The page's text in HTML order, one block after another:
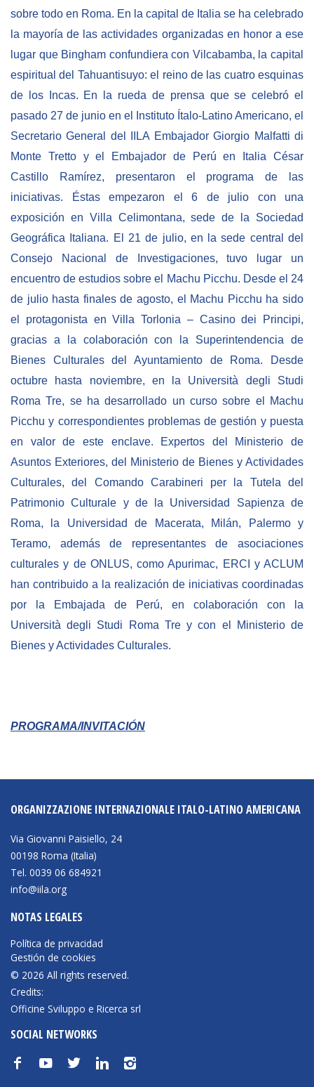
sobre todo en Roma. En la capital de Italia se ha celebrado
la mayoría de las actividades organizadas en honor a ese
lugar que Bingham confundiera con Vilcabamba, la capital
espiritual del Tahuantisuyo: el reino de las cuatro esquinas
de los Incas. En la rueda de prensa que se celebró el
pasado 27 de junio en el Instituto Ítalo-Latino Americano, el
Secretario General del IILA Embajador Giorgio Malfatti di
Monte Tretto y el Embajador de Perú en Italia César
Castillo Ramírez, presentaron el programa de las
iniciativas. Éstas empezaron el 6 de julio con una
exposición en Villa Celimontana, sede de la Sociedad
Geográfica Italiana. El 21 de julio, en la sede central del
Consejo Nacional de Investigaciones, tuvo lugar un
encuentro de estudios sobre el Machu Picchu. Desde el 24
de julio hasta finales de agosto, el Machu Picchu ha sido
el protagonista en Villa Torlonia – Casino dei Principi,
gracias a la colaboración con la Superintendencia de
Bienes Culturales del Ayuntamiento de Roma. Desde
octubre hasta noviembre, en la Università degli Studi
Roma Tre, se ha desarrollado un curso sobre el Machu
Picchu y correspondientes problemas de gestión y puesta
en valor de este enclave. Expertos del Ministerio de
Asuntos Exteriores, del Ministerio de Bienes y Actividades
Culturales, del Comando Carabineri per la Tutela del
Patrimonio Culturale y de la Universidad Sapienza de
Roma, la Universidad de Macerata, Milán, Palermo y
Teramo, además de representantes de asociaciones
culturales y de ONLUS, como Apurimac, ERCI y ACLUM
han contribuido a la realización de iniciativas coordinadas
por la Embajada de Perú, en colaboración con la
Università degli Studi Roma Tre y con el Ministerio de
Bienes y Actividades Culturales.
PROGRAMA/INVITACIÓN
ORGANIZZAZIONE INTERNAZIONALE ITALO-LATINO AMERICANA
Via Giovanni Paisiello, 24
00198 Roma (Italia)
Tel. 0039 06 684921
info@iila.org
NOTAS LEGALES
Política de privacidad
Gestión de cookies
© 2026 All rights reserved.
Credits:
Officine Sviluppo e Ricerca srl
SOCIAL NETWORKS
f y t n i